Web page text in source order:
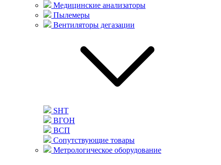
Медицинские анализаторы
Пылемеры
Вентиляторы дегазации
SHT
ВГОН
ВСП
Сопутствующие товары
Метрологическое оборудование